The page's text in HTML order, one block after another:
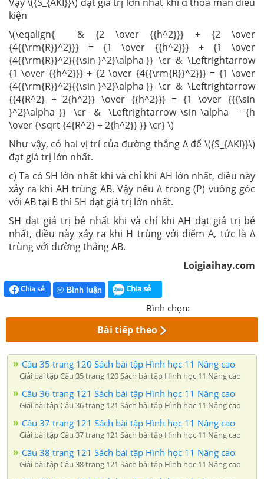
kiện
\(\eqalign{ & {2 \over {{h^2}}} + {2 \over
{4{{\rm{R}}^2}}} = {1 \over {{h^2}}} + {1 \over
{4{{\rm{R}}^2}{{\sin }^2}\alpha }} \cr & \Leftrightarrow
{1 \over {{h^2}}} + {2 \over {4{{\rm{R}}^2}}} = {1 \over
{4{{\rm{R}}^2}{{\sin }^2}\alpha }} \cr & \Leftrightarrow
{{4{R^2} + 2{h^2}} \over {{h^2}}} = {1 \over {{{\sin
}^2}\alpha }} \cr & \Leftrightarrow \sin \alpha = {h
\over {\sqrt {4{R^2} + 2{h^2}} }} \cr} \)
Như vậy, có hai vị trí của đường thẳng ∆ để \({S_{AKI}}\)
đạt giá trị lớn nhất.
c) Ta có SH lớn nhất khi và chỉ khi AH lớn nhất, điều này
xảy ra khi AH trùng AB. Vậy nếu ∆ trong (P) vuông góc
với AB tại B thì SH đạt giá trị lớn nhất.
SH đạt giá trị bé nhất khi và chỉ khi AH đạt giá trị bé
nhất, điều này xảy ra khi H trùng với điểm A, tức là ∆
trùng với đường thẳng AB.
Loigiaihay.com
Chia sẻ Bình luận Chia sẻ
Bình chọn:
Bài tiếp theo
Câu 35 trang 120 Sách bài tập Hình học 11 Nâng cao
Giải bài tập Câu 35 trang 120 Sách bài tập Hình học 11 Nâng cao
Câu 36 trang 121 Sách bài tập Hình học 11 Nâng cao
Giải bài tập Câu 36 trang 121 Sách bài tập Hình học 11 Nâng cao
Câu 37 trang 121 Sách bài tập Hình học 11 Nâng cao
Giải bài tập Câu 37 trang 121 Sách bài tập Hình học 11 Nâng cao
Câu 38 trang 121 Sách bài tập Hình học 11 Nâng cao
Giải bài tập Câu 38 trang 121 Sách bài tập Hình học 11 Nâng cao